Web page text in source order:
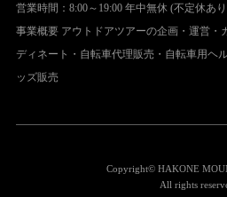
営業時間：8:00～19:00 年中無休 (不定休あ
事業概要 アウトドアツアーの企画・運営・
ディネート・自転車代理販売・自転車用ヘ
ッズ販売
Copyright© HAKONE
All rights